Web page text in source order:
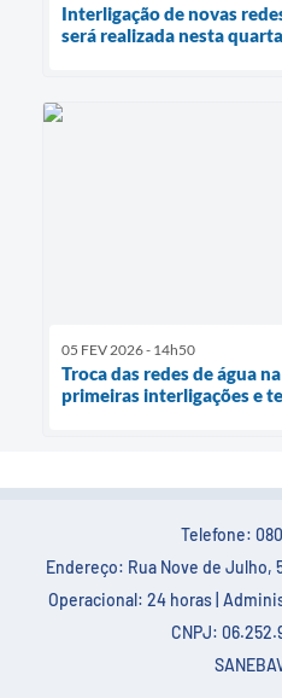
Interligação de novas
será realizada nesta
05 FEV 2026 - 14h50
Troca das redes de água
primeiras interligações e
Telefone:
Endereço: Rua Nove de Julho,
Operacional: 24 horas |
CNPJ: